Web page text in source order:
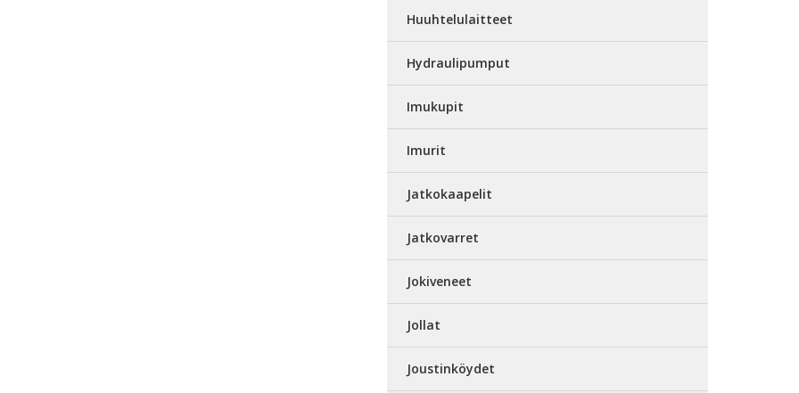
Huuhtelulaitteet
Hydraulipumput
Imukupit
Imurit
Jatkokaapelit
Jatkovarret
Jokiveneet
Jollat
Joustinköydet